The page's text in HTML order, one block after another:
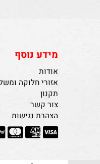
מידע נוסף
אודות
אזורי חלוקה ומשלוחים
תקנון
צור קשר
הצהרת נגישות